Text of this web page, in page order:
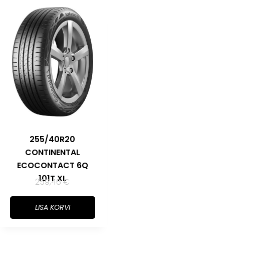
255/40R20
CONTINENTAL
ECOCONTACT 6Q
101T XL
259,46€
LISA KORVI